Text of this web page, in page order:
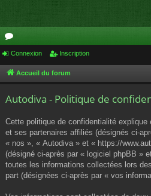
or
u
Connexion Inscription
Accueil du forum
Autodiva - Politique de
Cette politique de confidentialité
et ses partenaires affiliés (désignés ci-
« nos », « Autodiva » et « https://
(désigné ci-après par « logiciel phpBB »
toutes les informations collectées lors
part (désignées ci-après par « vos